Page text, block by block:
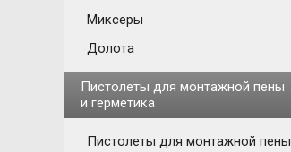
Миксеры
Долота
Пистолеты для монтажной пены
и герметика
Пистолеты для монтажной пены